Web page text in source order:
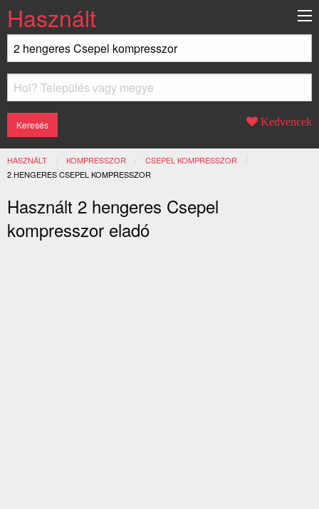
Használt
Kedvencek
HASZNÁLT KOMPRESSZOR
CSEPEL KOMPRESSZOR
JELENLEGI:
2 HENGERES CSEPEL KOMPRESSZOR
Használt 2 hengeres Csepel
kompresszor eladó